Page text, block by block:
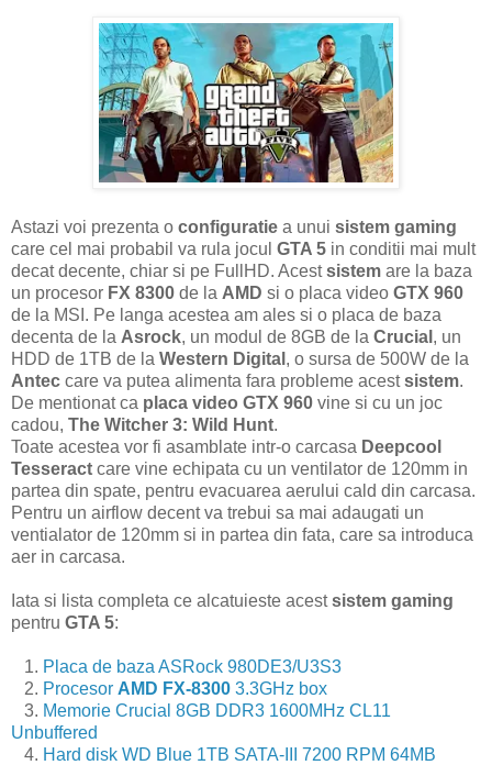
Astazi voi prezenta o configuratie a unui sistem gaming
care cel mai probabil va rula jocul GTA 5 in conditii mai mult
decat decente, chiar si pe FullHD. Acestsistem are la baza
un procesor FX 8300 de la AMD si o placa video GTX 960
de la MSI. Pe langa acestea am ales si o placa de baza
decenta de la Asrock, un modul de 8GB de la Crucial , un
HDD de 1TB de la Western Digital , o sursa de 500W de la
Antec care va putea alimenta fara probleme acestsistem.
De mentionat ca placa video GTX 960 vine si cu un joc
cadou, The Witcher 3: Wild Hunt.
Toate acestea vor fi asamblate intr-o carcasa Deepcool
Tesseract care vine echipata cu un ventilator de 120mm in
partea din spate, pentru evacuarea aerului cald din carcasa.
Pentru un airflow decent va trebui sa mai adaugati un
ventialator de 120mm si in partea din fata, care sa introduca
aer in carcasa.
Iata si lista completa ce alcatuieste acestsistem gaming
pentru GTA 5:
1. Placa de baza ASRock 980DE3/U3S3
2. Procesor AMD FX-8300 3.3GHz box
3. Memorie Crucial 8GB DDR3 1600MHz CL11
Unbuffered
4. Hard disk WD Blue 1TB SATA-III 7200 RPM 64MB